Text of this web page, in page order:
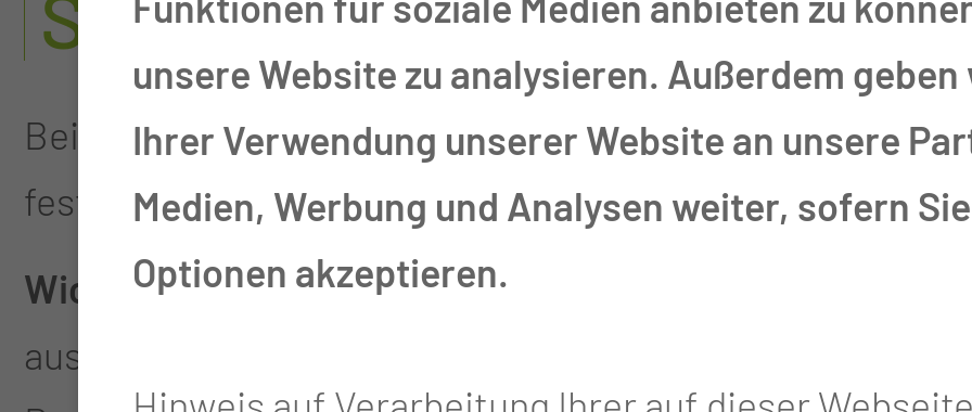
Bei sehr vielen jungen Frauen lassen sich
feststellen, viele imponieren subjektiv als „Tumor“.
Wichtig: Die Untersuchung der Brust ist nur kurz nach
aussagefähig. Die meisten anderen „Gnubbel“ sind
unsere Website zu analysieren. Außerdem
Ihrer Verwendung unserer Website an unsere
Medien, Werbung und Analysen weiter, sofern
Optionen akzeptieren.